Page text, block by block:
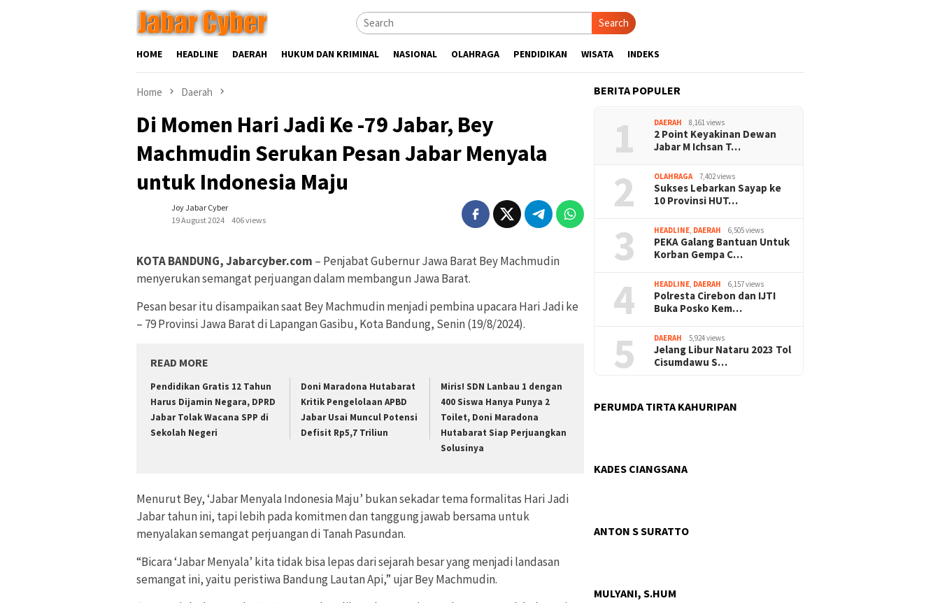
Search
HOME HEADLINE DAERAH HUKUM DAN KRIMINAL NASIONAL OLAHRAGA PENDIDIKAN WISATA INDEKS
Home Daerah
Di Momen Hari Jadi Ke -79 Jabar, Bey
Machmudin Serukan Pesan Jabar Menyala
untuk Indonesia Maju
Joy Jabar Cyber
19 August 2024
406 views
KOTA BANDUNG, Jabarcyber.com – Penjabat Gubernur Jawa Barat Bey Machmudin
menyerukan semangat perjuangan dalam membangun Jawa Barat.
Pesan besar itu disampaikan saat Bey Machmudin menjadi pembina upacara Hari Jadi ke
– 79 Provinsi Jawa Barat di Lapangan Gasibu, Kota Bandung, Senin (19/8/2024).
READ MORE
Pendidikan Gratis 12 Tahun
Harus Dijamin Negara, DPRD
Jabar Tolak Wacana SPP di
Sekolah Negeri
Doni Maradona Hutabarat
Kritik Pengelolaan APBD
Jabar Usai Muncul Potensi
Defisit Rp5,7 Triliun
Miris! SDN Lanbau 1 dengan
400 Siswa Hanya Punya 2
Toilet, Doni Maradona
Hutabarat Siap Perjuangkan
Solusinya
Menurut Bey, ‘Jabar Menyala Indonesia Maju’ bukan sekadar tema formalitas Hari Jadi
Jabar tahun ini, tapi lebih pada komitmen dan tanggung jawab bersama untuk
menyalakan semangat perjuangan di Tanah Pasundan.
“Bicara ‘Jabar Menyala’ kita tidak bisa lepas dari sejarah besar yang menjadi landasan
semangat ini, yaitu peristiwa Bandung Lautan Api,” ujar Bey Machmudin.
BERITA POPULER
1 DAERAH 8,161 views
2 Point Keyakinan Dewan
Jabar M Ichsan T…
2 OLAHRAGA 7,402 views
Sukses Lebarkan Sayap ke
10 Provinsi HUT…
3 HEADLINE, DAERAH 6,505 views
PEKA Galang Bantuan Untuk
Korban Gempa C…
4 HEADLINE, DAERAH 6,157 views
Polresta Cirebon dan IJTI
Buka Posko Kem…
5 DAERAH 5,924 views
Jelang Libur Nataru 2023 Tol
Cisumdawu S…
PERUMDA TIRTA KAHURIPAN
KADES CIANGSANA
ANTON S SURATTO
MULYANI, S.HUM